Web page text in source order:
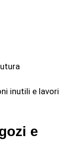
inutili e lavori
e